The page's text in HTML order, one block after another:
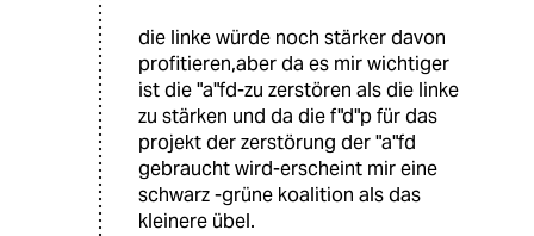
die linke würde noch stärker davon
profitieren,aber da es mir wichtiger
ist die "a"fd-zu zerstören als die linke
zu stärken und da die f"d"p für das
projekt der zerstörung der "a"fd
gebraucht wird-erscheint mir eine
schwarz -grüne koalition als das
kleinere übel.